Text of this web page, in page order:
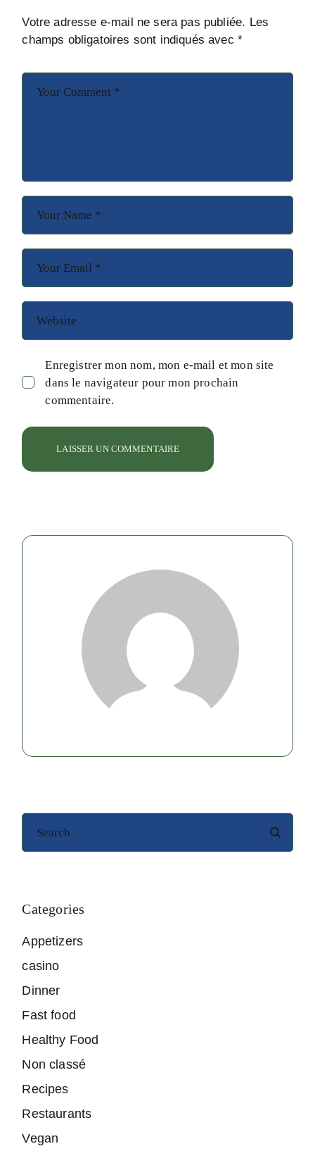
Votre adresse e-mail ne sera pas publiée. Les
champs obligatoires sont indiqués avec *
Enregistrer mon nom, mon e-mail et mon site
dans le navigateur pour mon prochain
commentaire.
LAISSER UN COMMENTAIRE
Categories
Appetizers
casino
Dinner
Fast food
Healthy Food
Non classé
Recipes
Restaurants
Vegan